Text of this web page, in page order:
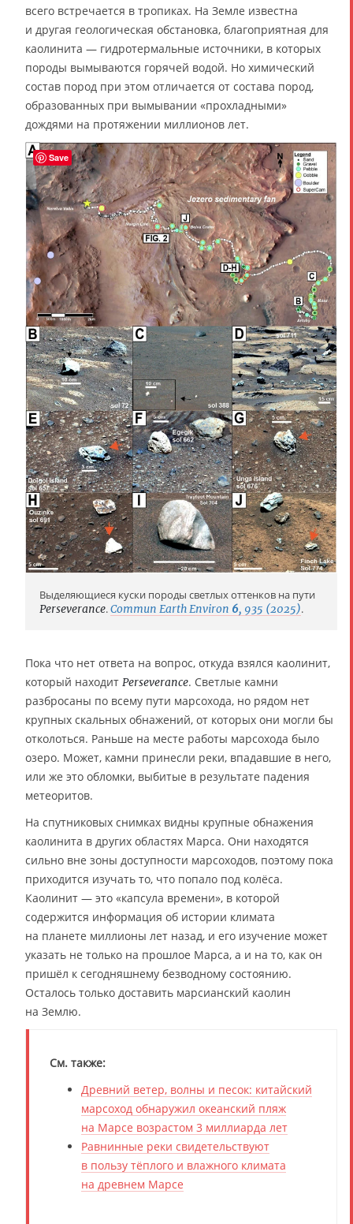
всего встречается в тропиках. На Земле известна
и другая геологическая обстановка, благоприятная для
каолинита — гидротермальные источники, в которых
породы вымываются горячей водой. Но химический
состав пород при этом отличается от состава пород,
образованных при вымывании «прохладными»
дождями на протяжении миллионов лет.
Выделяющиеся куски породы светлых оттенков на пути
Perseverance.Commun Earth Environ 6, 935 (2025).
Пока что нет ответа на вопрос, откуда взялся каолинит,
который находит Perseverance. Светлые камни
разбросаны по всему пути марсохода, но рядом нет
крупных скальных обнажений, от которых они могли бы
отколоться. Раньше на месте работы марсохода было
озеро. Может, камни принесли реки, впадавшие в него,
или же это обломки, выбитые в результате падения
метеоритов.
На спутниковых снимках видны крупные обнажения
каолинита в других областях Марса. Они находятся
сильно вне зоны доступности марсоходов, поэтому пока
приходится изучать то, что попало под колёса.
Каолинит — это «капсула времени», в которой
содержится информация об истории климата
на планете миллионы лет назад, и его изучение может
указать не только на прошлое Марса, а и на то, как он
пришёл к сегодняшнему безводному состоянию.
Осталось только доставить марсианский каолин
на Землю.
См. также:
Древний ветер, волны и песок: китайский
марсоход обнаружил океанский пляж
на Марсе возрастом 3 миллиарда лет
Равнинные реки свидетельствуют
в пользу тёплого и влажного климата
на древнем Марсе
Save